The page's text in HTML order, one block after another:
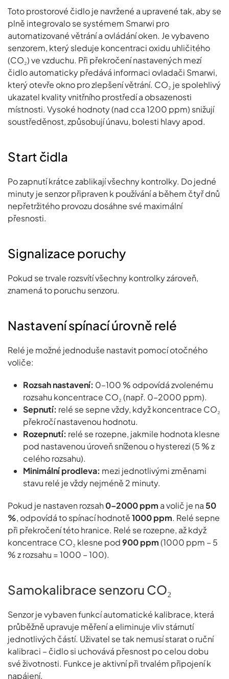
Toto prostorové čidlo je navržené a upravené tak, aby se
plně integrovalo se systémem Smarwi pro
automatizované větrání a ovládání oken. Je vybaveno
senzorem, který sleduje koncentraci oxidu uhličitého
(CO₂) ve vzduchu. Při překročení nastavených mezí
čidlo automaticky předává informaci ovladači Smarwi,
který otevře okno pro zlepšení větrání. CO₂ je spolehlivý
ukazatel kvality vnitřního prostředí a obsazenosti
místnosti. Vysoké hodnoty (nad cca 1200 ppm) snižují
soustředěnost, způsobují únavu, bolesti hlavy apod.
Start čidla
Po zapnutí krátce zablikají všechny kontrolky. Do jedné
minuty je senzor připraven k používání a během čtyř dnů
nepřetržitého provozu dosáhne své maximální
přesnosti.
Signalizace poruchy
Pokud se trvale rozsvítí všechny kontrolky zároveň,
znamená to poruchu senzoru.
Nastavení spínací úrovně relé
Relé je možné jednoduše nastavit pomocí otočného
voliče:
Rozsah nastavení: 0–100 % odpovídá zvolenému
rozsahu koncentrace CO₂ (např. 0–2000 ppm).
Sepnutí: relé se sepne vždy, když koncentrace CO₂
překročí nastavenou hodnotu.
Rozepnutí: relé se rozepne, jakmile hodnota klesne
pod nastavenou úroveň sníženou o hysterezi (5 % z
celého rozsahu).
Minimální prodleva: mezi jednotlivými změnami
stavu relé je vždy nejméně 2 minuty.
Pokud je nastaven rozsah0–2000 ppm a volič je na50
%, odpovídá to spínací hodnotě1000 ppm. Relé sepne
při překročení této hranice. Relé se rozepne, až když
koncentrace CO₂ klesne pod900 ppm(1000 ppm – 5
% z rozsahu = 1000 – 100).
Samokalibrace senzoru CO₂
Senzor je vybaven funkcí automatické kalibrace, která
průběžně upravuje měření a eliminuje vliv stárnutí
jednotlivých částí. Uživatel se tak nemusí starat o ruční
kalibraci – čidlo si uchovává přesnost po celou dobu
své životnosti. Funkce je aktivní při trvalém připojení k
napájení.